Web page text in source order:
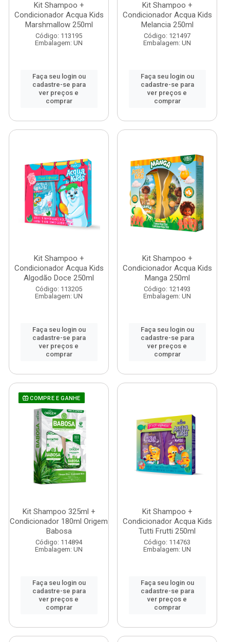
Kit Shampoo +
Condicionador Acqua Kids
Marshmallow 250ml
Código: 113195
Embalagem: UN
Faça seu login ou
cadastre-se para
ver preços e
comprar
Kit Shampoo +
Condicionador Acqua Kids
Melancia 250ml
Código: 121497
Embalagem: UN
Faça seu login ou
cadastre-se para
ver preços e
comprar
Kit Shampoo +
Condicionador Acqua Kids
Algodão Doce 250ml
Código: 113205
Embalagem: UN
Faça seu login ou
cadastre-se para
ver preços e
comprar
Kit Shampoo +
Condicionador Acqua Kids
Manga 250ml
Código: 121493
Embalagem: UN
Faça seu login ou
cadastre-se para
ver preços e
comprar
COMPRE E GANHE
Kit Shampoo 325ml +
Condicionador 180ml Origem
Babosa
Código: 114894
Embalagem: UN
Faça seu login ou
cadastre-se para
ver preços e
comprar
Kit Shampoo +
Condicionador Acqua Kids
Tutti Frutti 250ml
Código: 114763
Embalagem: UN
Faça seu login ou
cadastre-se para
ver preços e
comprar